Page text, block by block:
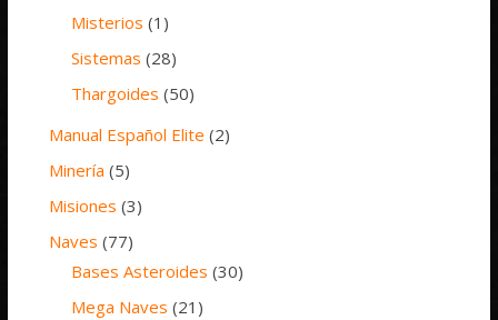
Misterios (1)
Sistemas (28)
Thargoides (50)
Manual Español Elite (2)
Minería (5)
Misiones (3)
Naves (77)
Bases Asteroides (30)
Mega Naves (21)